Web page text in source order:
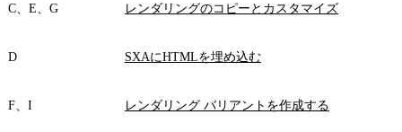
C、E、G レンダリングのコピーとカスタマイズ
D SXAにHTMLを埋め込む
F、I レンダリング バリアントを作成する